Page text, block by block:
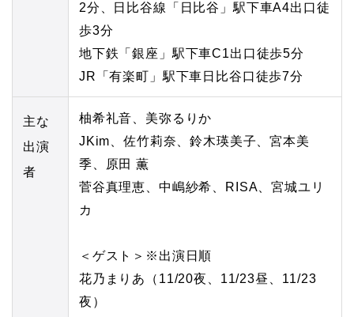
2分、日比谷線「日比谷」駅下車A4出口徒
歩3分
地下鉄「銀座」駅下車C1出口徒歩5分
JR「有楽町」駅下車日比谷口徒歩7分
主な
出演
者
柚希礼音、美弥るりか
JKim、佐竹莉奈、鈴木瑛美子、宮本美
季、原田 薫
菅谷真理恵、中嶋紗希、RISA、宮城ユリ
カ
＜ゲスト＞※出演日順
花乃まりあ（11/20夜、11/23昼、11/23
夜）